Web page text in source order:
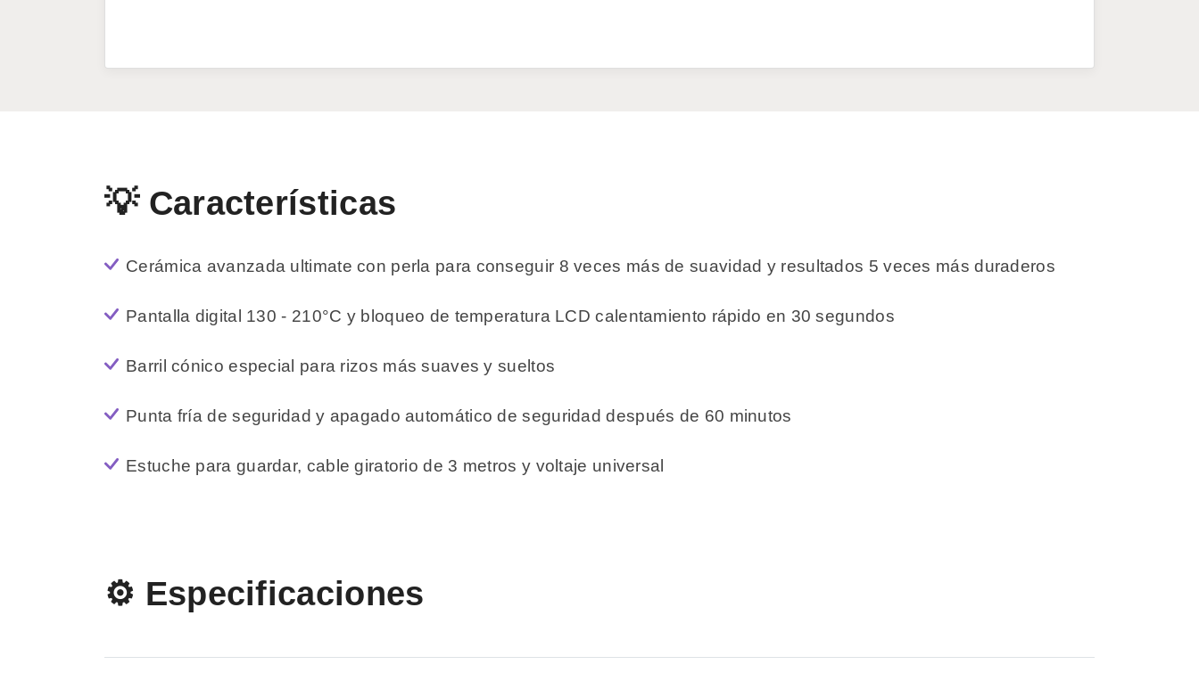
💡 Características
Cerámica avanzada ultimate con perla para conseguir 8 veces más de suavidad y resultados 5 veces más duraderos
Pantalla digital 130 - 210°C y bloqueo de temperatura LCD calentamiento rápido en 30 segundos
Barril cónico especial para rizos más suaves y sueltos
Punta fría de seguridad y apagado automático de seguridad después de 60 minutos
Estuche para guardar, cable giratorio de 3 metros y voltaje universal
⚙️ Especificaciones